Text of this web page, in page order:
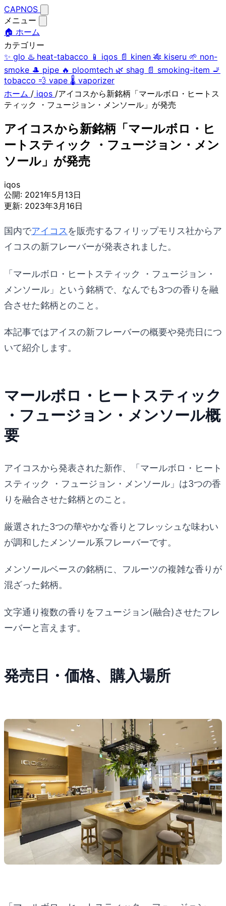
CAPNOS
メニュー
🏠 ホーム
カテゴリー
✨ glo ♨️ heat-tabacco 📱 iqos 📄 kinen 🎋 kiseru 🌱 non-
smoke 🎩 pipe 🔥 ploomtech 🌿 shag 📄 smoking-item 🚬
tobacco 💨 vape 🌡️ vaporizer
ホーム / iqos /アイコスから新銘柄「マールボロ・ヒートス
ティック ・フュージョン・メンソール」が発売
アイコスから新銘柄「マールボロ・ヒ
ートスティック ・フュージョン・メン
ソール」が発売
iqos
公開: 2021年5月13日
更新: 2023年3月16日
国内でアイコスを販売するフィリップモリス社からア
イコスの新フレーバーが発表されました。
「マールボロ・ヒートスティック ・フュージョン・
メンソール」という銘柄で、なんでも3つの香りを融
合させた銘柄とのこと。
本記事ではアイスの新フレーバーの概要や発売日につ
いて紹介します。
マールボロ・ヒートスティック
・フュージョン・メンソール概
要
アイコスから発表された新作、「マールボロ・ヒート
スティック ・フュージョン・メンソール」は3つの香
りを融合させた銘柄とのこと。
厳選された3つの華やかな香りとフレッシュな味わい
が調和したメンソール系フレーバーです。
メンソールベースの銘柄に、フルーツの複雑な香りが
混ざった銘柄。
文字通り複数の香りをフュージョン(融合)させたフレ
ーバーと言えます。
発売日・価格、購入場所